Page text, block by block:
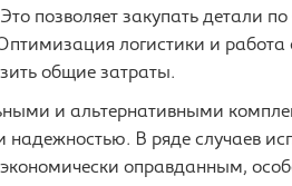
позволяет закупать детали
логистики и
общие затраты.
и альтернативными
В ряде случаев
оправданным,